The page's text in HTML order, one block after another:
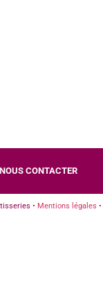
NOUS CONTACTER
• Mentions légales •